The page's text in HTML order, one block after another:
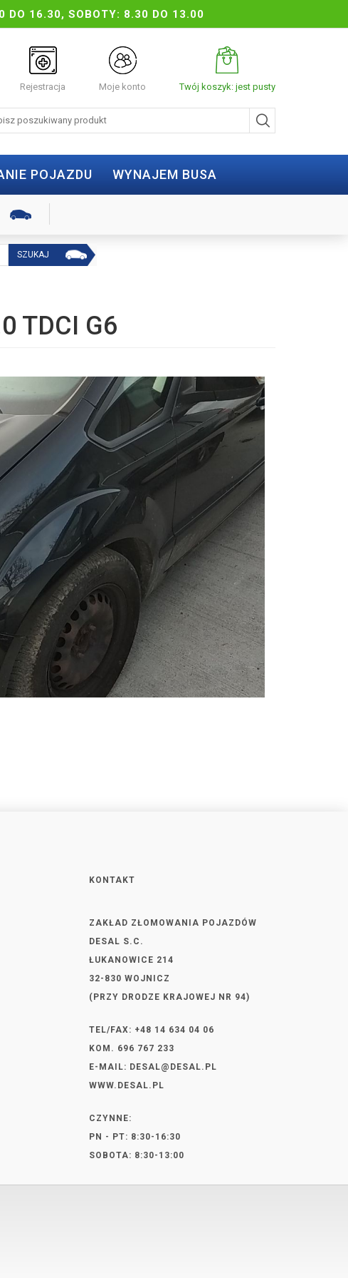
DO 16.30, SOBOTY: 8.30 DO 13.00
Rejestracja Moje konto Twój koszyk: jest pusty
POJAZDU WYNAJEM BUSA
TDCI G6
KONTAKT
ZAKŁAD ZŁOMOWANIA POJAZDÓW
DESAL S.C.
ŁUKANOWICE 214
32-830 WOJNICZ
(PRZY DRODZE KRAJOWEJ NR 94)
TEL/FAX: +48 14 634 04 06
KOM. 696 767 233
E-MAIL: DESAL@DESAL.PL
WWW.DESAL.PL
CZYNNE:
PN - PT: 8:30-16:30
SOBOTA: 8:30-13:00